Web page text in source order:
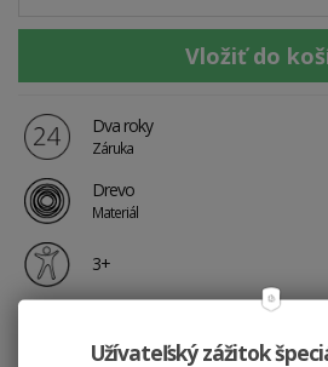
Dva roky
Záruka
Drevo
Materiál
3+
Užívateľský zážitok